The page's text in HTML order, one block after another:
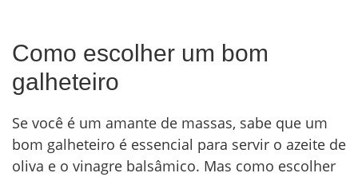
Como escolher um bom
galheteiro
Se você é um amante de massas, sabe que um
bom galheteiro é essencial para servir o azeite de
oliva e o vinagre balsâmico. Mas como escolher